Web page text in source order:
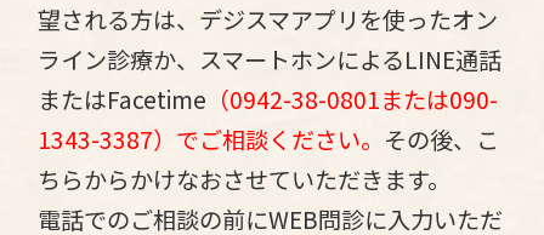
望される方は、デジスマアプリを使ったオン
ライン診療か、スマートホンによるLINE通話
またはFacetime （0942-38-0801または090-
1343-3387）でご相談ください。 その後、こ
ちらからかけなおさせていただきます。
電話でのご相談の前にWEB問診に入力いただ